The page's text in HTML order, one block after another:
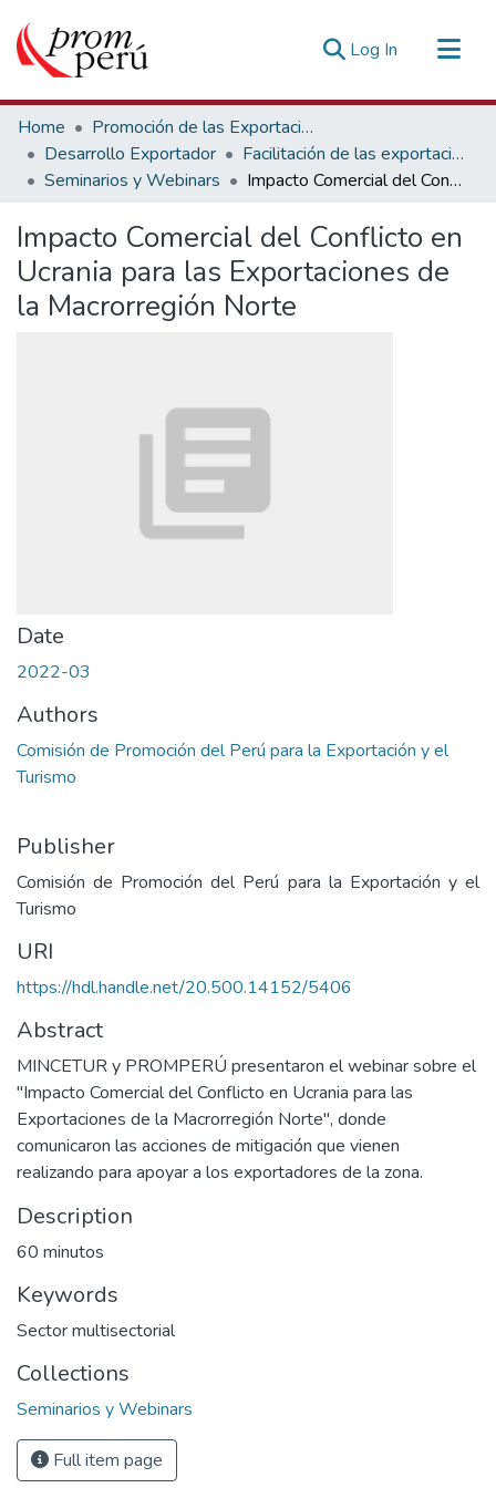
Log In (current)
Communities & Collections
All of DSpace
Statistics
Home
Promoción de las Exportaciones
Desarrollo Exportador
Facilitación de las exportaciones
Seminarios y Webinars
Impacto Comercial del Conflicto en Ucrania para las Exportaciones de la Macrorregión Norte
Impacto Comercial del Conflicto en
Ucrania para las Exportaciones de
la Macrorregión Norte
Date
2022-03
Authors
Comisión de Promoción del Perú para la Exportación y el
Turismo
Publisher
Comisión de Promoción del Perú para la Exportación y el
Turismo
URI
https://hdl.handle.net/20.500.14152/5406
Abstract
MINCETUR y PROMPERÚ presentaron el webinar sobre el
"Impacto Comercial del Conflicto en Ucrania para las
Exportaciones de la Macrorregión Norte", donde
comunicaron las acciones de mitigación que vienen
realizando para apoyar a los exportadores de la zona.
Description
60 minutos
Keywords
Sector multisectorial
Collections
Seminarios y Webinars
Full item page